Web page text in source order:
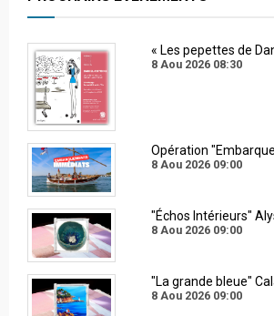
« Les pepettes de
8 Aou 2026 08:30
Opération
8 Aou 2026 09:00
"Échos Intérieurs"
8 Aou 2026 09:00
"La grande bleue"
8 Aou 2026 09:00